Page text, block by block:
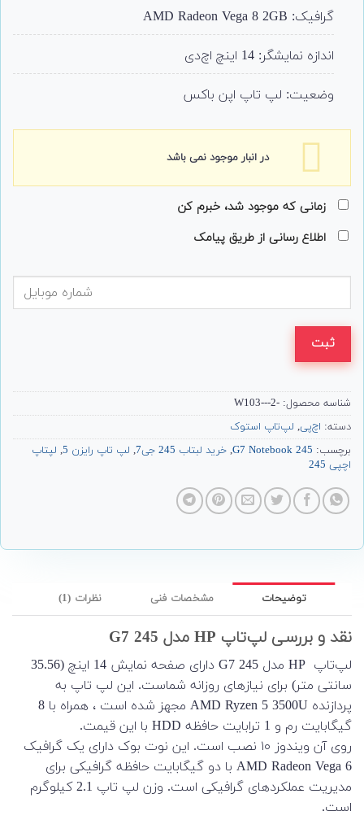
گرافیک: AMD Radeon Vega 8 2GB
اندازه نمایشگر: 14 اینچ اچ‌دی
وضعیت: لپ تاپ اپن باکس
در انبار موجود نمی باشد
زمانی که موجود شد، خبرم کن
اطلاع رسانی از طریق پیامک
ثبت
شناسه محصول: -2---W103
دسته: اچ‌پی, لپ‌تاپ استوک
برچسب: 245 G7 Notebook
, خرید لبتاب 245 جی7 , لپ تاپ رایزن 5 , لپتاپ
اچپی 245
توضیحات مشخصات فنی نظرات (1)
نقد و بررسی لپ‌تاپ HP مدل 245 G7
لپ‌تاپ HP مدل 245 G7 دارای صفحه نمایش 14 اینچ (35.56
سانتی متر) برای نیازهای روزانه شماست. این لپ تاپ به
پردازنده AMD Ryzen 5 3500U مجهز شده است ، همراه با 8
گیگابایت رم و 1 ترابایت حافظه HDD با این قیمت.
روی آن ویندوز ۱۰ نصب است. این نوت بوک دارای یک گرافیک
AMD Radeon Vega 6 با دو گیگابایت حافظه گرافیکی برای
مدیریت عملکردهای گرافیکی است. وزن لپ تاپ 2.1 کیلوگرم
است.